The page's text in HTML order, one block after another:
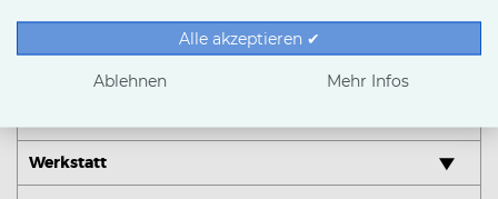
optimieren und dem Endkunden eine professionelle und
bestmögliche Serviceerfahrung bieten zu können.
Werkstatt
Alle akzeptieren ✔
Ablehnen Mehr Infos